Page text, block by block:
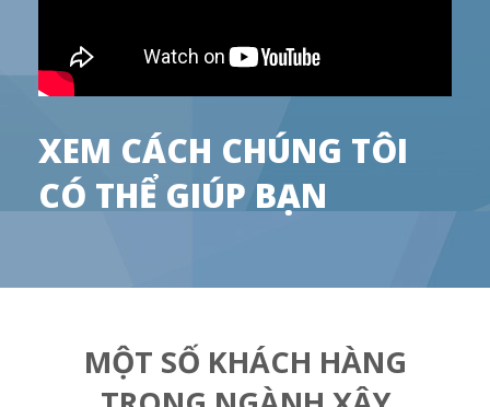
XEM CÁCH CHÚNG TÔI
CÓ THỂ GIÚP BẠN
MỘT SỐ KHÁCH HÀNG